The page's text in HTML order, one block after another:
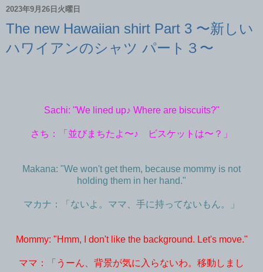
2023年9月26日火曜日
The new Hawaiian shirt Part 3 〜新しい
ハワイアンのシャツ パート３〜
Sachi: "We lined up♪ Where are biscuits?"
さち：「並びまちたよ〜♪ ビスケットは〜？」
Makana: "We won't get them, because mommy is not
holding them in her hand."
マカナ：「ないよ。ママ、手に持ってないもん。」
Mommy: "Hmm, I don't like the background. Let's move."
ママ：「うーん、背景が気に入らないわ。移動しまし